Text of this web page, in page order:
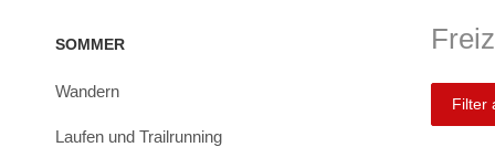
SOMMER
Wandern
Laufen und Trailrunning
Filter